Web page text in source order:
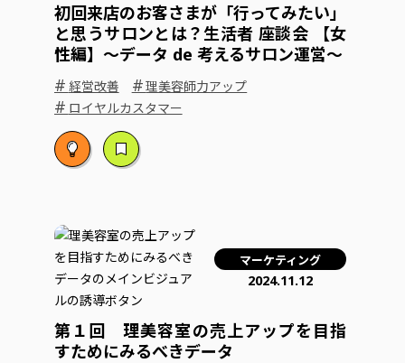
初回来店のお客さまが「行ってみたい」
と思うサロンとは？生活者 座談会 【女
性編】～データ de 考えるサロン運営～
# 経営改善 #理美容師力アップ
# ロイヤルカスタマー
マーケティング
2024.11.12
第１回 理美容室の売上アップを目指
すためにみるべきデータ